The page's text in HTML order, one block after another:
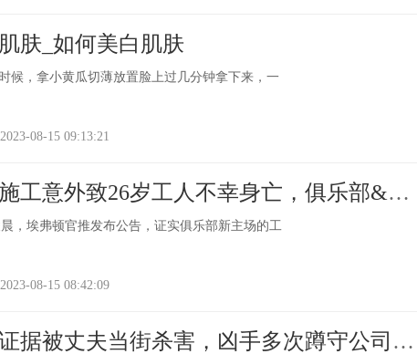
肤_如何美白肌肤
候，拿小黄瓜切薄放置脸上过几分钟拿下来，一
08-15 09:13:21
工意外致26岁工人不幸身亡，俱乐部&利
，埃弗顿官推发布公告，证实俱乐部新主场的工
08-15 08:42:09
据被丈夫当街杀害，凶手多次蹲守公司楼